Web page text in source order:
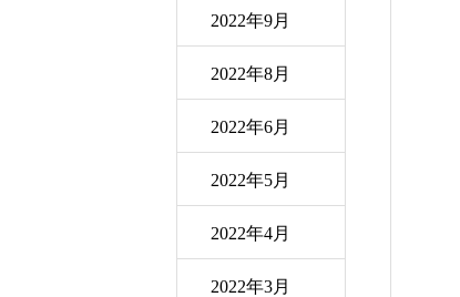
2022年9月
2022年8月
2022年6月
2022年5月
2022年4月
2022年3月